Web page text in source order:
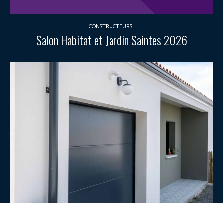
CONSTRUCTEURS
Salon Habitat et Jardin Saintes 2026